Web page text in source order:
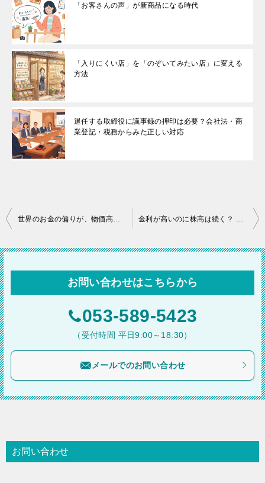
「お客さんの声」が新商品になる時代
「入りにくい店」を「のぞいてみたい店」に変える
方法
退任する取締役に議事録の押印は必要？会社法・商
業登記・税務からみた正しい対応
投
ナ
ビ
ゲ
ョ
お問い合わせはこちらから
053-589-5423
（受付時間 平日9:00～18:30）
メールでのお問い合わせ
お問い合わせ